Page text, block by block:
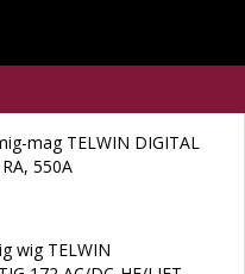
mag TELWIN DIGITAL
550A
wig TELWIN